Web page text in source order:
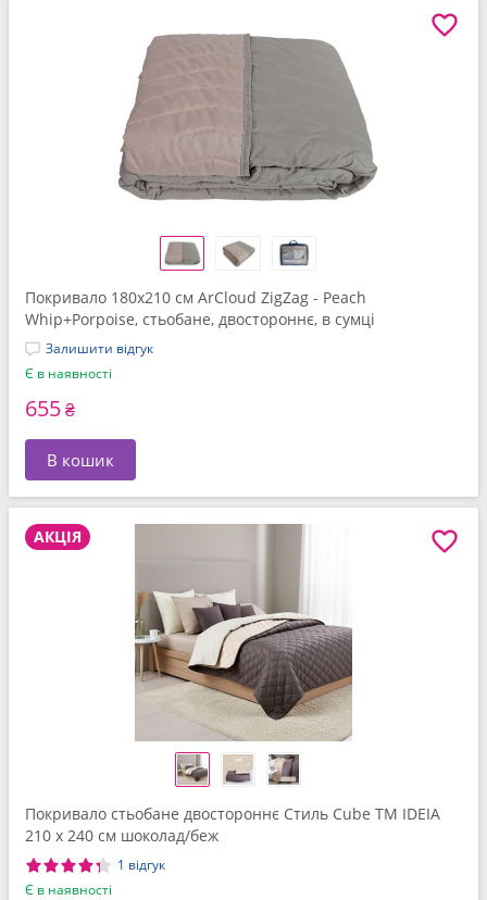
Покривало 180x210 см ArCloud ZigZag - Peach
Whip+Porpoise, стьобане, двостороннє, в сумці
Залишити відгук
Є в наявності
655₴
В кошик
АКЦІЯ
Покривало стьобане двостороннє Стиль Cube TM IDEIA
210 x 240 см шоколад/беж
1 відгук
Є в наявності